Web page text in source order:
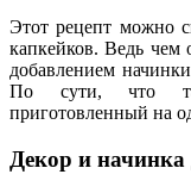
Этот рецепт можно
капкейков. Ведь чем
добавлением
По сути, что
приготовленный на
Декор и